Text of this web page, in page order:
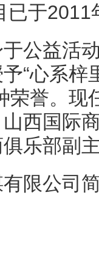
已于2011
公益活
“心系梓
荣誉。
西国际
乐部副
限公司